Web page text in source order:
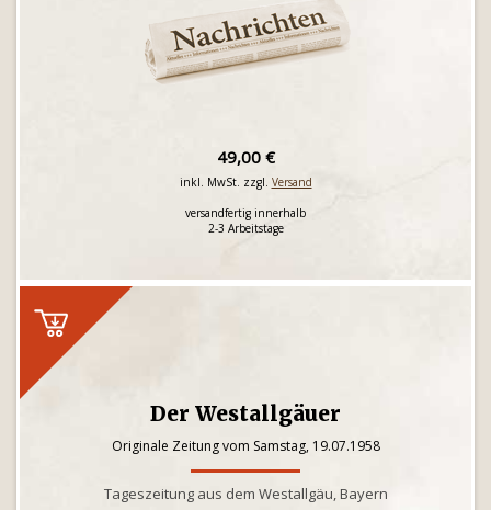
49,00 €
inkl. MwSt. zzgl. Versand
versandfertig innerhalb
2-3 Arbeitstage
Der Westallgäuer
Originale Zeitung vom Samstag, 19.07.1958
Tageszeitung aus dem Westallgäu, Bayern